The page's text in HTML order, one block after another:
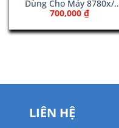
Dùng Cho Máy 8780x/
8100n
700,000 ₫
LIÊN HỆ